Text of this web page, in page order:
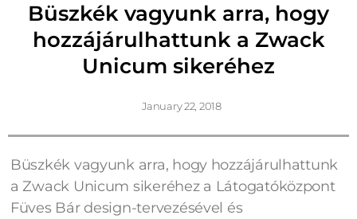
Büszkék vagyunk arra, hogy
hozzájárulhattunk a Zwack
Unicum sikeréhez
January 22, 2018
Büszkék vagyunk arra, hogy hozzájárulhattunk
a Zwack Unicum sikeréhez a Látogatóközpont
Füves Bár design-tervezésével és